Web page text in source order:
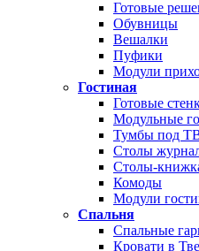
Готовые
Обувницы
Вешалки
Пуфики
Модули
Гостиная
Готовые
Модульные
Тумбы под
Столы
Столы-
Комоды
Модули
Спальня
Спальные
Кровати в